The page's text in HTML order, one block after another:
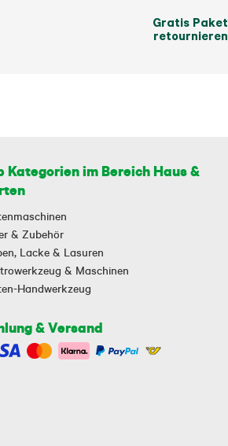
Gratis Paket
retournieren
Kategorien im Bereich Haus &
& Zubehör
Lacke & Lasuren
& Maschinen
Handwerkzeug
& Versand